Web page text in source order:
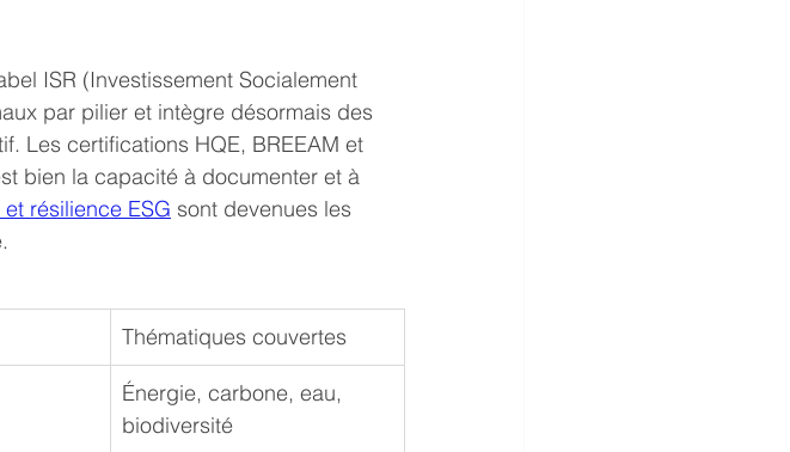
ISR (Investissement Socialement
par pilier et intègre désormais des
Les certifications HQE, BREEAM et
bien la capacité à documenter et à
résilience ESG sont devenues les
Thématiques couvertes
Énergie, carbone, eau,
biodiversité